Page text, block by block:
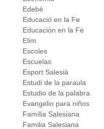
Edebé
Educació en la Fe
Educación en la Fe
Elim
Escoles
Escuelas
Esport Salesià
Estudi de la paraula
Estudio de la palabra
Evangelio para niños
Família Salesiana
Familia Salesiana